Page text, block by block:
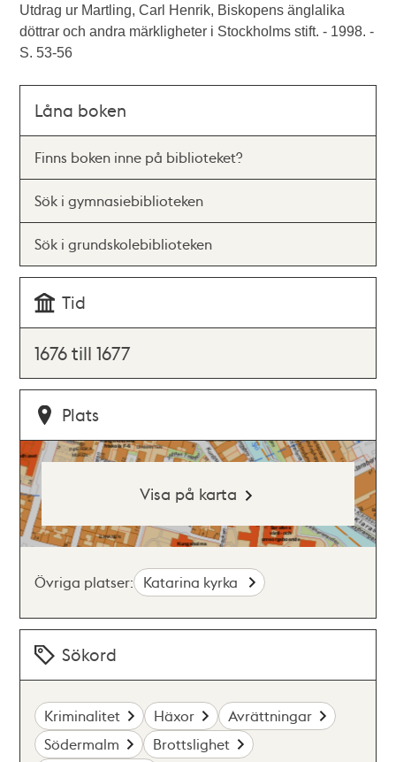
Utdrag ur Martling, Carl Henrik, Biskopens änglalika
döttrar och andra märkligheter i Stockholms stift. - 1998. -
S. 53-56
Låna boken
Finns boken inne på biblioteket?
Sök i gymnasiebiblioteken
Sök i grundskolebiblioteken
Tid
1676 till 1677
Plats
Visa på karta
Övriga platser: Katarina kyrka
Sökord
Kriminalitet Häxor
Avrättningar
Södermalm
Brottslighet